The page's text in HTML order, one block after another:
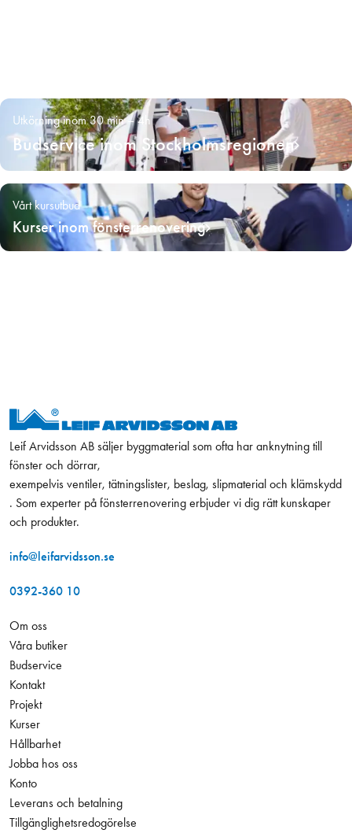
Utkörning inom 30 min – 4h
Budservice inom Stockholmsregionen
Vårt kursutbud
Kurser inom fönsterrenovering
Leif Arvidsson AB säljer byggmaterial som ofta har anknytning till
fönster och dörrar,
exempelvis ventiler, tätningslister, beslag, slipmaterial och klämskydd
. Som experter på fönsterrenovering erbjuder vi dig rätt kunskaper
och produkter.
info@leifarvidsson.se
0392-360 10
Om oss
Våra butiker
Budservice
Kontakt
Projekt
Kurser
Hållbarhet
Jobba hos oss
Konto
Leverans och betalning
Tillgänglighetsredogörelse